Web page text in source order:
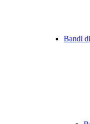
Bandi